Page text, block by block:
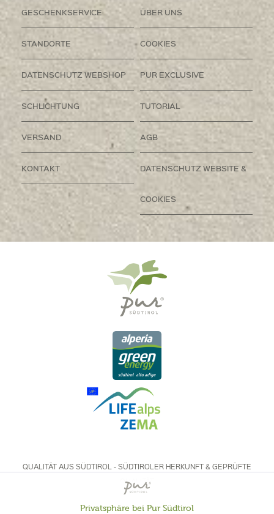
GESCHENKSERVICE ÜBER UNS
STANDORTE COOKIES
DATENSCHUTZ WEBSHOP PUR EXCLUSIVE
SCHLICHTUNG TUTORIAL
VERSAND AGB
KONTAKT DATENSCHUTZ WEBSITE &
COOKIES
QUALITÄT AUS SÜDTIROL - SÜDTIROLER HERKUNFT & GEPRÜFTE
QUALITÄT
Privatsphäre bei Pur Südtirol